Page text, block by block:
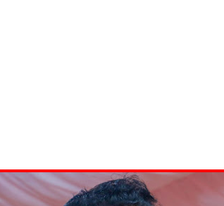
சிறைச்சாலைகளின் நிலைமை கட்டுப்பாட்டுக்குள்!
அரசியலமைப்புத் திருத்தச் சட்டமூலம்!